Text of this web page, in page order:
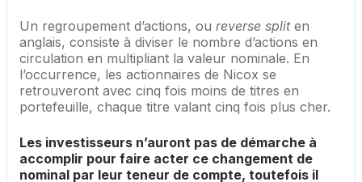
Un regroupement d’actions, ou reverse spliten
anglais, consiste à diviser le nombre d’actions en
circulation en multipliant la valeur nominale. En
l’occurrence, les actionnaires de Nicox se
retrouveront avec cinq fois moins de titres en
portefeuille, chaque titre valant cinq fois plus cher.
Les investisseurs n’auront pas de démarche à
accomplir pour faire acter ce changement de
nominal par leur teneur de compte, toutefois il